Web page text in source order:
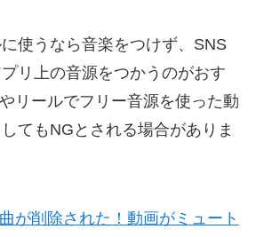
使うなら音楽をつけず、SNS
リ上の音源をつかうのがおす
リールでフリー音源を使った動
てもNGとされる場合がありま
が削除された！動画がミュート